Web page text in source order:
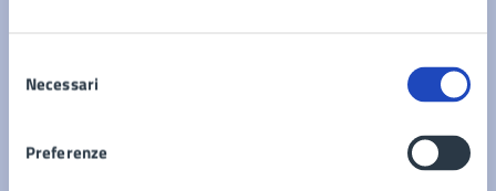
delNecessari
PreferenzeSegnala disservizio